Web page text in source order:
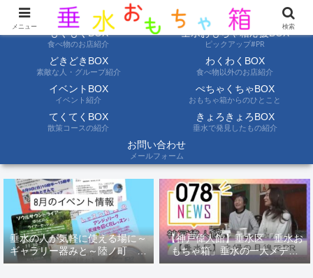
ようこそ垂水おもちゃ箱へ。垂水の情報を自分たちの目でみて聞いて伝えます
もぐもぐBOX
食べ物のお店紹介
垂水おもちゃ箱応援BOX
ピックアップ#PR
どきどきBOX
素敵な人・グループ紹介
わくわくBOX
食べ物以外のお店紹介
イベントBOX
イベント紹介
ぺちゃくちゃBOX
おもちゃ箱からのひとこと
てくてくBOX
散策コースの紹介
きょろきょろBOX
垂水で発見したもの紹介
お問い合わせ
メールフォーム
垂水の人が気軽に使える場に～
ギャラリー器みと～陸ノ町 ８
月のイベント情報
【神戸偉人館】垂水区「垂水お
もちゃ箱」垂水の一大メディ
ア！？｜神戸の魅力を凸インタ
メニュー 検索